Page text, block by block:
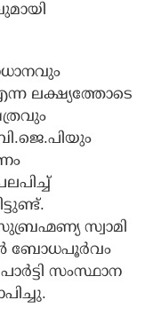
ലക്ഷ്യത്തോടെ
സ്വാമി
ബോധപൂർവം
സംസ്ഥാന